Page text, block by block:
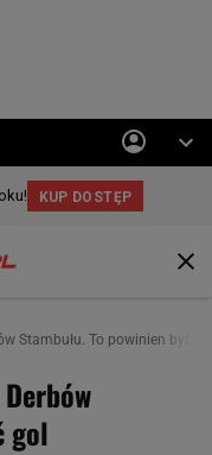
Stambułu. To powinien być
gol